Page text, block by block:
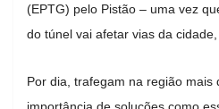
(EPTG) pelo Pistão – uma vez
do túnel vai afetar vias da
Por dia, trafegam na região mais